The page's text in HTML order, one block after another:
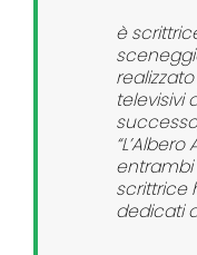
è
televisivi
“L’Albero
entrambi
scrittrice
dedicati